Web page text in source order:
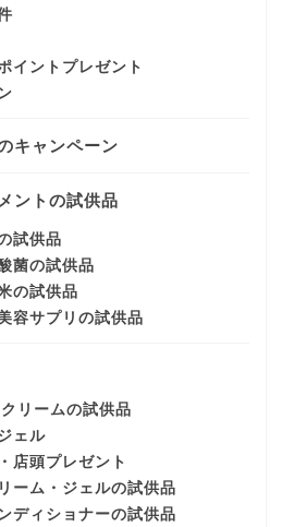
イントプレゼント
キャンペーン
ントの試供品
試供品
菌の試供品
の試供品
容サプリの試供品
リームの試供品
ェル
店頭プレゼント
ーム・ジェルの試供品
ディショナーの試供品